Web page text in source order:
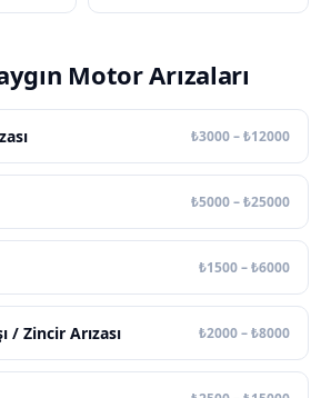
Motor Arızaları
₺3000 – ₺12000
₺5000 – ₺25000
₺1500 – ₺6000
/ Zincir Arızası ₺2000 – ₺8000